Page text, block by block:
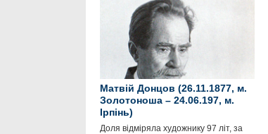
Матвій Донцов (26.11.1877, м.
Золотоноша – 24.06.197, м.
Ірпінь)
Доля відміряла художнику 97 літ, за